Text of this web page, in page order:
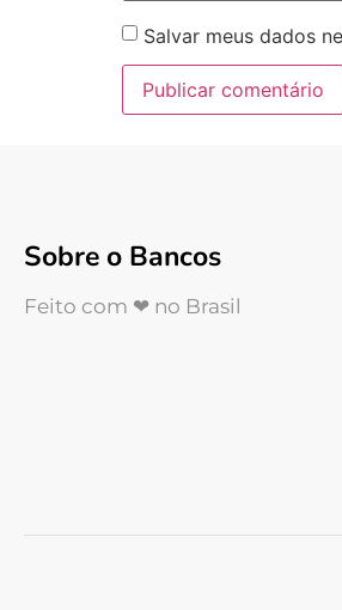
Salvar meus dados
Sobre o Bancos
Feito com ❤ no Brasil